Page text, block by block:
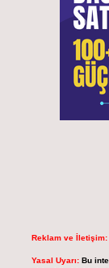
Reklam ve İletişim:
Yasal Uyarı: Bu